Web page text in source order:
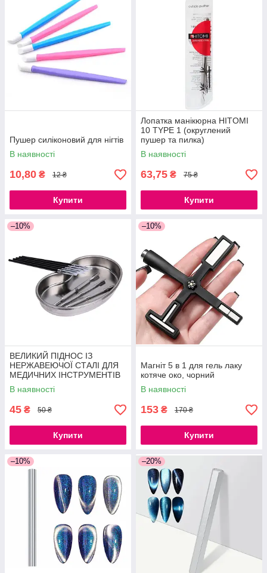
Пушер силіконовий для нігтів
В наявності
10,80 ₴ 12 ₴
Купити
Лопатка манікюрна HITOMI
10 TYPE 1 (округлений
пушер та пилка)
В наявності
63,75 ₴ 75 ₴
Купити
–10%
ВЕЛИКИЙ ПІДНОС ІЗ
НЕРЖАВЕЮЧОЇ СТАЛІ ДЛЯ
МЕДИЧНИХ ІНСТРУМЕНТІВ
21СМ
В наявності
45 ₴ 50 ₴
Купити
–10%
Магніт 5 в 1 для гель лаку
котяче око, чорний
В наявності
153 ₴ 170 ₴
Купити
–10% –20%